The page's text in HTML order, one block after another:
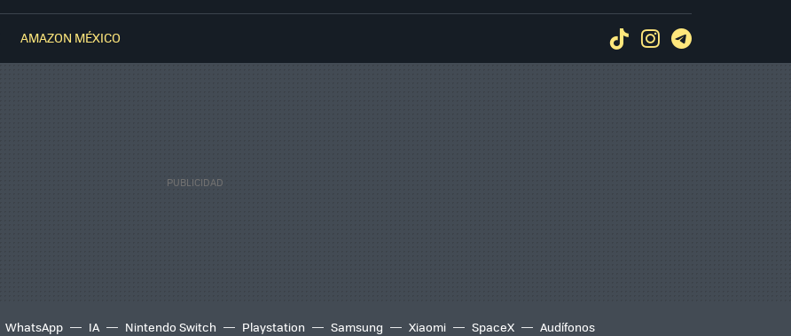
AMAZON MÉXICO TiktokInstagram
WhatsApp IA Nintendo Switch Playstation Samsung Xiaomi SpaceX Audífonos